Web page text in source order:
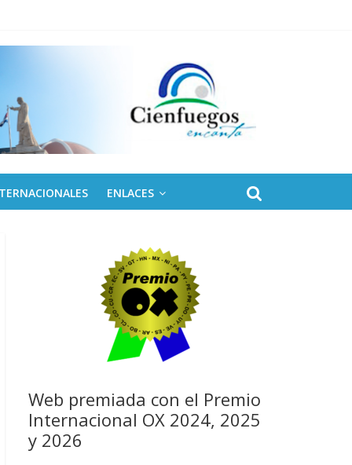
ENLACES
Web premiada con el Premio
Internacional OX 2024, 2025
y 2026